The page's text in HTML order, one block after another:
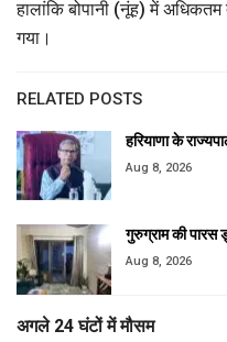
हालांकि बोपानी (नूंह) में
गया।
RELATED POSTS
हरियाणा के
Aug 8, 2026
गुरुग्राम की पारस
Aug 8, 2026
अगले 24 घंटों में मौसम